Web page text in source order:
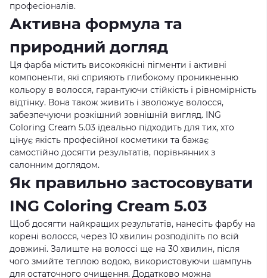
професіоналів.
Активна формула та
природний догляд
Ця фарба містить високоякісні пігменти і активні
компоненти, які сприяють глибокому проникненню
кольору в волосся, гарантуючи стійкість і рівномірність
відтінку. Вона також живить і зволожує волосся,
забезпечуючи розкішний зовнішній вигляд. ING
Coloring Cream 5.03 ідеально підходить для тих, хто
цінує якість професійної косметики та бажає
самостійно досягти результатів, порівнянних з
салонним доглядом.
Як правильно застосовувати
ING Coloring Cream 5.03
Щоб досягти найкращих результатів, нанесіть фарбу на
корені волосся, через 10 хвилин розподіліть по всій
довжині. Залиште на волоссі ще на 30 хвилин, після
чого змийте теплою водою, використовуючи шампунь
для остаточного очищення. Додатково можна